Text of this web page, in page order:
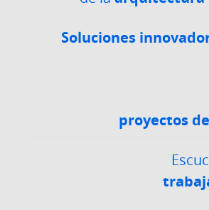
Soluciones
proyectos